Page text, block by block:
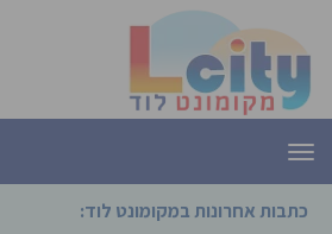
תפריט
כתבות אחרונות במקומונט לוד: